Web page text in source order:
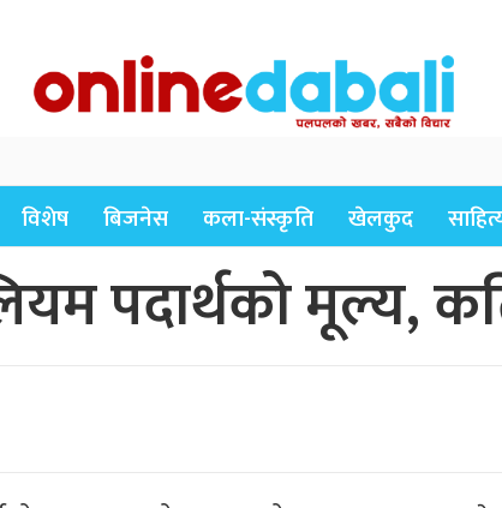
विशेष बिजनेस कला-संस्कृति खेलकुद
पदार्थको मूल्य,